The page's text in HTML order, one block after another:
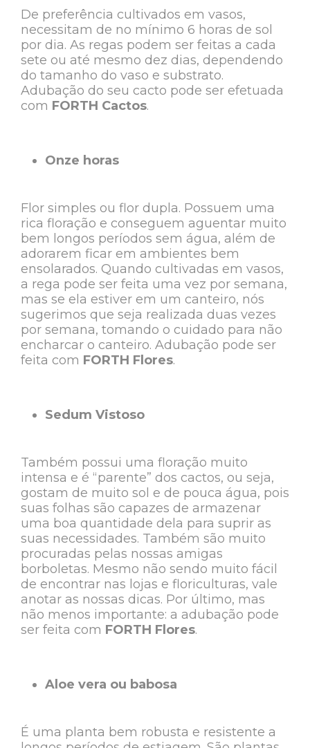
De preferência cultivados em vasos,
necessitam de no mínimo 6 horas de sol
por dia. As regas podem ser feitas a cada
sete ou até mesmo dez dias, dependendo
do tamanho do vaso e substrato.
Adubação do seu cacto pode ser efetuada
com FORTH Cactos.
Onze horas
Flor simples ou flor dupla. Possuem uma
rica floração e conseguem aguentar muito
bem longos períodos sem água, além de
adorarem ficar em ambientes bem
ensolarados. Quando cultivadas em vasos,
a rega pode ser feita uma vez por semana,
mas se ela estiver em um canteiro, nós
sugerimos que seja realizada duas vezes
por semana, tomando o cuidado para não
encharcar o canteiro. Adubação pode ser
feita com FORTH Flores.
Sedum Vistoso
Também possui uma floração muito
intensa e é “parente” dos cactos, ou seja,
gostam de muito sol e de pouca água, pois
suas folhas são capazes de armazenar
uma boa quantidade dela para suprir as
suas necessidades. Também são muito
procuradas pelas nossas amigas
borboletas. Mesmo não sendo muito fácil
de encontrar nas lojas e floriculturas, vale
anotar as nossas dicas. Por último, mas
não menos importante: a adubação pode
ser feita com FORTH Flores.
Aloe vera ou babosa
É uma planta bem robusta e resistente a